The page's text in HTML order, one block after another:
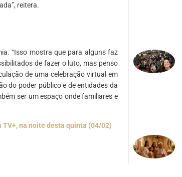
reitera.
“Isso mostra que para alguns faz
de fazer o luto, mas penso
de uma celebração virtual em
do poder público e de entidades da
ser um espaço onde familiares e
na noite desta quinta (04/02)